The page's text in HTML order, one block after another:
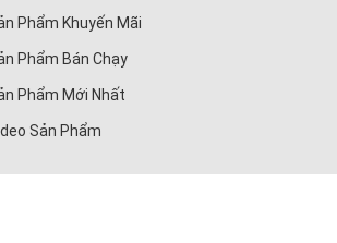
Phẩm Khuyến Mãi
Phẩm Bán Chạy
Phẩm Mới Nhất
Sản Phẩm